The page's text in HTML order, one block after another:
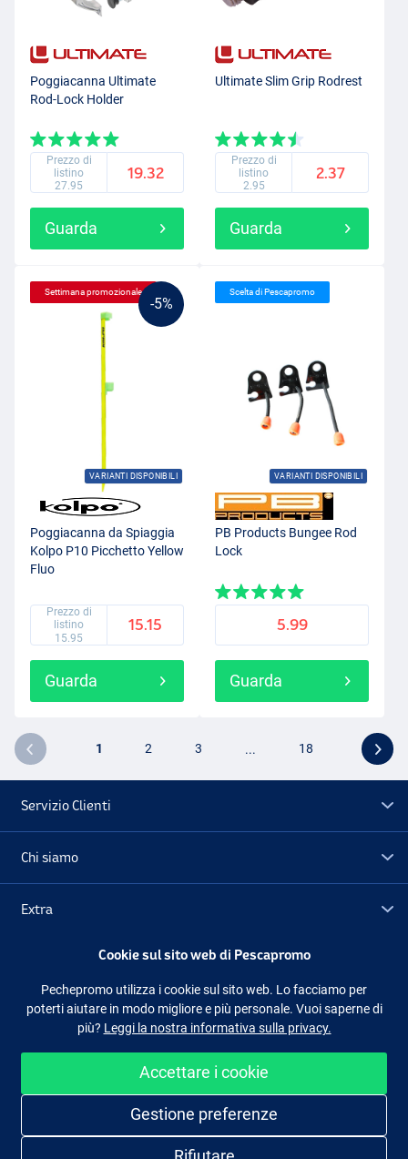
Poggiacanna Ultimate
Rod-Lock Holder
Prezzo di
listino
27.95
19.32
Guarda
Ultimate Slim Grip Rodrest
Prezzo di
listino
2.95
2.37
Guarda
-5%
VARIANTI DISPONIBILI
Settimana promozionale
Poggiacanna da Spiaggia
Kolpo P10 Picchetto Yellow
Fluo
Prezzo di
listino
15.95
15.15
Guarda
VARIANTI DISPONIBILI
Scelta di Pescapromo
PB Products Bungee Rod
Lock
5.99
Guarda
1 2 3 ... 18
Servizio Clienti
Chi siamo
Extra
Seguici Facebook Instagram
Cookie sul sito web di Pescapromo
Pechepromo utilizza i cookie sul sito web. Lo facciamo per
poterti aiutare in modo migliore e più personale. Vuoi saperne di
più? Leggi la nostra informativa sulla privacy.
Accettare i cookie
Gestione preferenze